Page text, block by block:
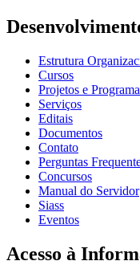
Estrutura
Cursos
Projetos e
Serviços
Editais
Documentos
Contato
Perguntas
Concursos
Manual do Servidor
Siass
Eventos
Acesso à